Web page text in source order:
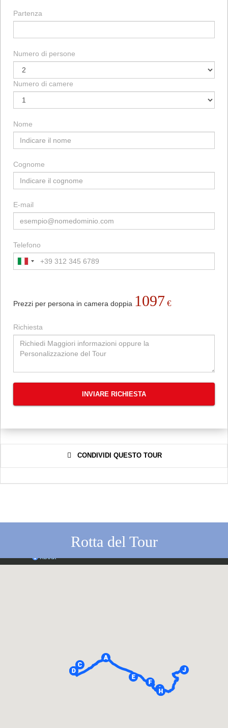
Partenza
Numero di persone
Numero di camere
Nome
Cognome
E-mail
Telefono
Prezzi per persona in camera doppia 1097 €
Richiesta
INVIARE RICHIESTA
CONDIVIDI QUESTO TOUR
Rotta del Tour